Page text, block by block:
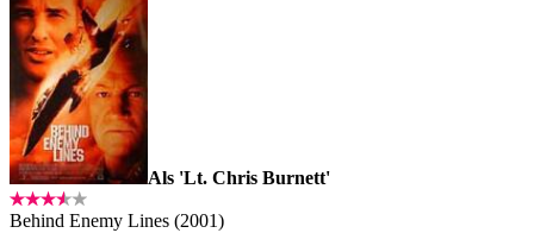
Als 'Lt. Chris Burnett'
Behind Enemy Lines (2001)